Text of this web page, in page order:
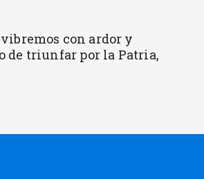
con ardor y
de triunfar por la Patria,